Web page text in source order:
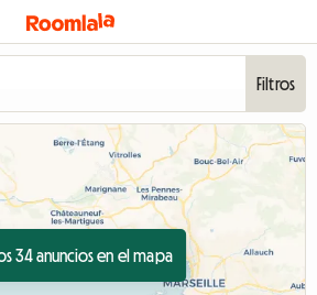
Filtros
34 anuncios en el mapa